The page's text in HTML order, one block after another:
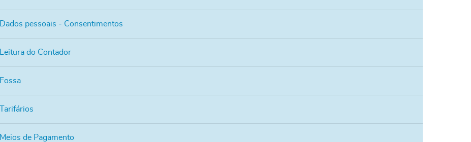
Dados pessoais - Consentimentos
Leitura do Contador
Fossa
Tarifários
Meios de Pagamento